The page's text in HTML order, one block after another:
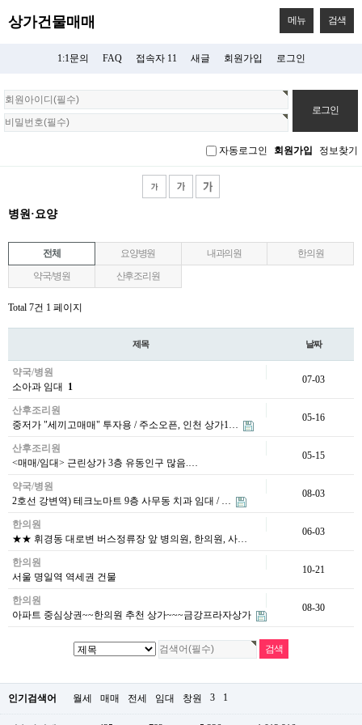
상가건물매매 메뉴 검색
1:1문의 FAQ 접속자 11 새글 회원가입 로그인
회
원
로
자동로그인 회원가입 정보찾기
병원·요양
전체 요양병원 내과의원
한의원
약국/병원
산후조리원
Total 7건 1 페이지
제목 날짜
약국/병원
소아과 임대
1
07-03
산후조리원
중저가 "세끼고매매" 투자용 / 주소오픈, 인천 상가1…
05-16
산후조리원
<매매/임대> 근린상가 3층 유동인구 많음.…
05-15
약국/병원
2호선 강변역) 테크노마트 9층 사무동 치과 임대 / …
08-03
한의원
★★ 휘경동 대로변 버스정류장 앞 병의원, 한의원, 사…
06-03
한의원
서울 명일역 역세권 건물
10-21
한의원
아파트 중심상권~~한의원 추천 상가~~~금강프라자상가
08-30
인기검색어 월세 매매 전세 임대 창원 3 1